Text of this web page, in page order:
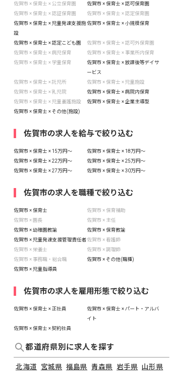
佐賀市 × 保育士 × 公立保育園
佐賀市 × 保育士 × 認可保育園
佐賀市 × 保育士 × 認証保育園
佐賀市 × 保育士 × 認定保育園
佐賀市 × 保育士 × 児童発達支援施
設
佐賀市 × 保育士 × 小規模保育
佐賀市 × 保育士 × 認定こども園
佐賀市 × 保育士 × 認可外保育園
佐賀市 × 保育士 × 病児保育
佐賀市 × 保育士 × 事業所内保育
佐賀市 × 保育士 × 学童保育
佐賀市 × 保育士 × 放課後等デイサ
ービス
佐賀市 × 保育士 × 託児所
佐賀市 × 保育士 × 児童施設
佐賀市 × 保育士 × 乳児院
佐賀市 × 保育士 × 病院内保育
佐賀市 × 保育士 × 児童養護施設
佐賀市 × 保育士 × 企業主導型
佐賀市 × 保育士 × その他(施設)
佐賀市の求人を給与で絞り込む
佐賀市 × 保育士 × 15万円〜
佐賀市 × 保育士 × 18万円〜
佐賀市 × 保育士 × 22万円〜
佐賀市 × 保育士 × 25万円〜
佐賀市 × 保育士 × 27万円〜
佐賀市 × 保育士 × 30万円〜
佐賀市の求人を職種で絞り込む
佐賀市 × 保育士
佐賀市 × 保育補助
佐賀市 × 園長
佐賀市 × 主任
佐賀市 × 幼稚園教諭
佐賀市 × 保育教諭
佐賀市 × 児童発達支援管理責任者佐賀市 × 看護師
佐賀市 × 栄養士
佐賀市 × 調理師
佐賀市 × 事務職・総合職
佐賀市 × その他(職種)
佐賀市 × 児童指導員
佐賀市の求人を雇用形態で絞り込む
佐賀市 × 保育士 × 正社員
佐賀市 × 保育士 × パート・アルバ
イト
佐賀市 × 保育士 × 契約社員
都道府県別に求人を探す
北海道 宮城県 福島県 青森県 岩手県 山形県